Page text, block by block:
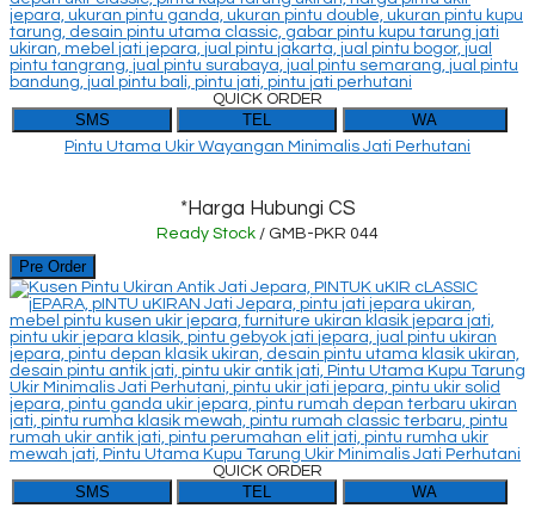
QUICK ORDER
SMS TEL WA
Pintu Utama Ukir Wayangan Minimalis Jati Perhutani
*Harga Hubungi CS
Ready Stock / GMB-PKR 044
Pre Order
QUICK ORDER
SMS TEL WA